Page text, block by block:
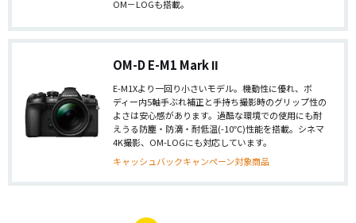
OM－LOGも搭載。
OM-D E-M1 Mark Ⅱ
E-M1Xより一回り小さいモデル。機動性に優れ、ボ
ディー内5軸手ぶれ補正と手持ち撮影時のグリップ性の
よさは安心感があります。過酷な環境での使用にも耐
えうる防塵・防滴・耐低温(-10℃)性能を搭載。シネマ
4K撮影、OM-LOGにも対応しています。
キャッシュバックキャンペーン対象商品